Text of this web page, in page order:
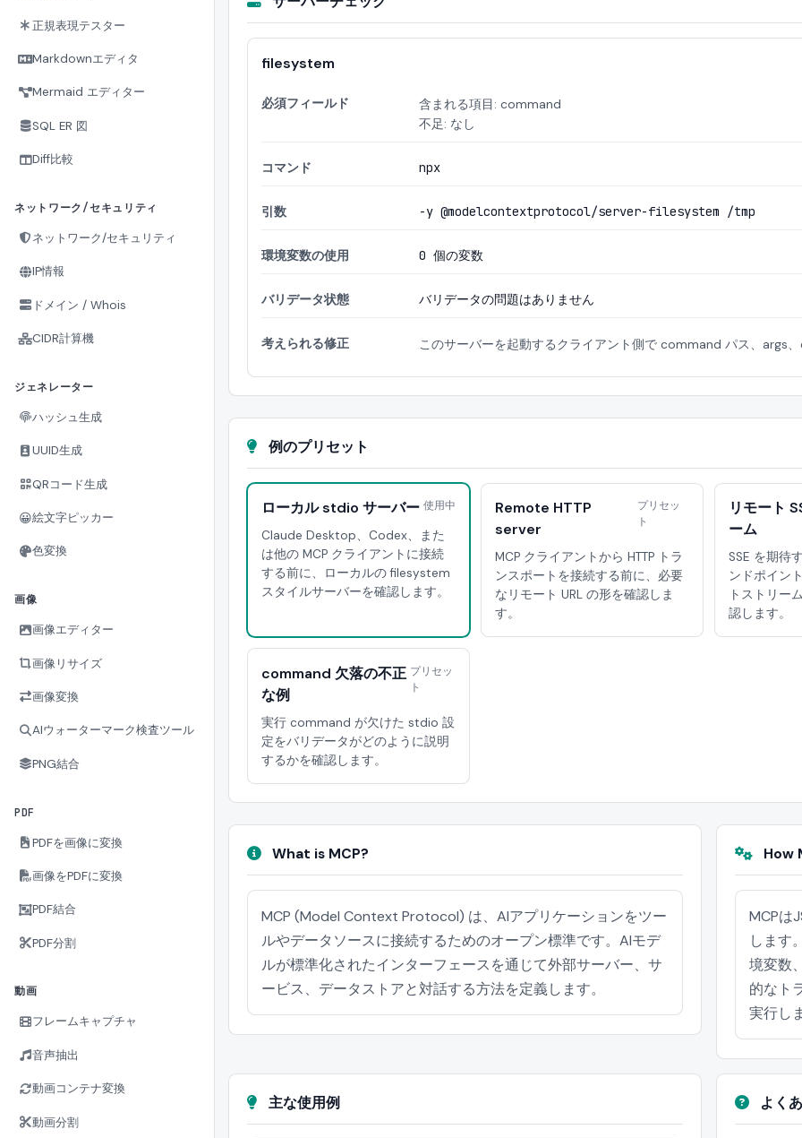
正規表現テスター
Markdownエディタ
Mermaid エディター
SQL ER 図
Diff比較
ネットワーク/セキュリティ
ネットワーク/セキュリティ
IP情報
ドメイン / Whois
CIDR計算機
ジェネレーター
ハッシュ生成
UUID生成
QRコード生成
😀絵文字ピッカー
色変換
画像
画像エディター
画像リサイズ
画像変換
AIウォーターマーク検査ツール
PNG結合
PDF
PDFを画像に変換
画像をPDFに変換
PDF結合
PDF分割
動画
フレームキャプチャ
音声抽出
動画コンテナ変換
動画分割
filesystem
必須フィールド
含まれる項目: command
不足: なし
コマンド npx
引数 -y @modelcontextprotocol/server-filesystem /tmp
環境変数の使用 0 個の変数
バリデータ状態 バリデータの問題はありません
考えられる修正 このサーバーを起動するクライアント側で command パス、args、
例のプリセット
ローカル stdio サーバー 使用中
Claude Desktop、Codex、また
は他の MCP クライアントに接続
する前に、ローカルの filesystem
スタイルサーバーを確認します。
Remote HTTP
server
プリセッ
ト
MCP クライアントから HTTP トラ
ンスポートを接続する前に、必要
なリモート URL の形を確認しま
す。
リモート
ーム
SSE を期待
ンドポイン
トストリー
認します。
command 欠落の不正
な例
プリセッ
ト
実行 command が欠けた stdio 設
定をバリデータがどのように説明
するかを確認します。
What is MCP?
MCP (Model Context Protocol) は、AIアプリケーションをツー
ルやデータソースに接続するためのオープン標準です。AIモデ
ルが標準化されたインターフェースを通じて外部サーバー、サ
ービス、データストアと対話する方法を定義します。
How
MCPは
します
境変数
的なト
実行し
主な使用例 よく